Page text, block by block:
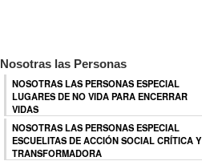
Nosotras las Personas
NOSOTRAS LAS PERSONAS ESPECIAL
LUGARES DE NO VIDA PARA ENCERRAR
VIDAS
NOSOTRAS LAS PERSONAS ESPECIAL
ESCUELITAS DE ACCIÓN SOCIAL CRÍTICA Y
TRANSFORMADORA